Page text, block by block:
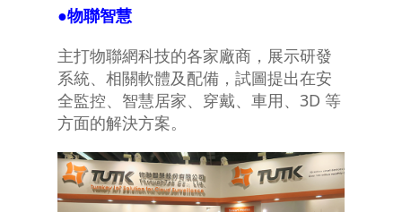
●物聯智慧
主打物聯網科技的各家廠商，展示研發
系統、相關軟體及配備，試圖提出在安
全監控、智慧居家、穿戴、車用、3D 等
方面的解決方案。